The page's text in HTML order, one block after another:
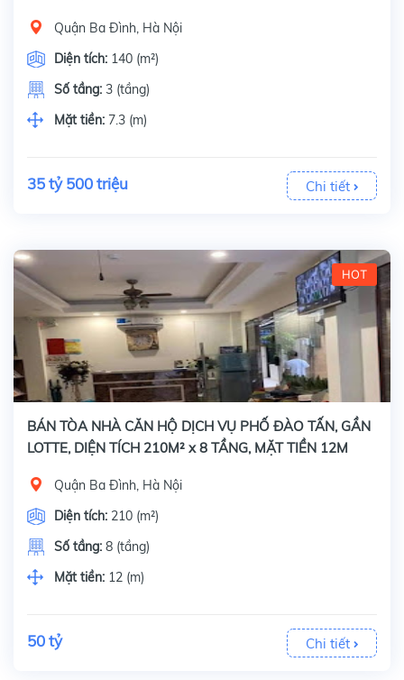
Quận Ba Đình, Hà Nội
Diện tích: 140 (m²)
Số tầng: 3 (tầng)
Mặt tiền: 7.3 (m)
35 tỷ 500 triệu Chi tiết
HOT
BÁN TÒA NHÀ CĂN HỘ DỊCH VỤ PHỐ ĐÀO TẤN, GẦN
LOTTE, DIỆN TÍCH 210M² x 8 TẦNG, MẶT TIỀN 12M
Quận Ba Đình, Hà Nội
Diện tích: 210 (m²)
Số tầng: 8 (tầng)
Mặt tiền: 12 (m)
50 tỷ Chi tiết